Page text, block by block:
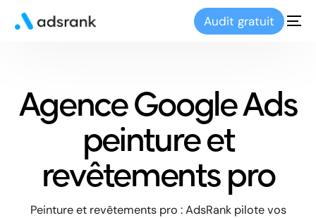
Audit gratuit
Agence Google Ads
peinture et
revêtements pro
Peinture et revêtements pro : AdsRank pilote vos